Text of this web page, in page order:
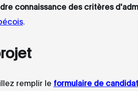
connaissance des critères
.
remplir le formulaire de